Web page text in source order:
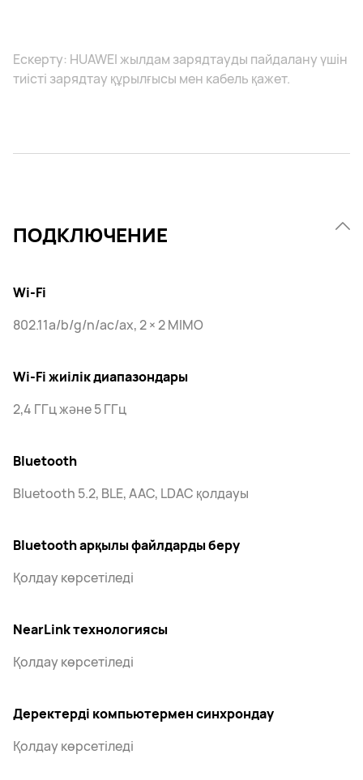
Ескерту: HUAWEI жылдам зарядтауды пайдалану үшін
тиісті зарядтау құрылғысы мен кабель қажет.
ПОДКЛЮЧЕНИЕ
Wi-Fi
802.11a/b/g/n/ac/ax, 2 × 2 MIMO
Wi-Fi жиілік диапазондары
2,4 ГГц және 5 ГГц
Bluetooth
Bluetooth 5.2, BLE, AAC, LDAC қолдауы
Bluetooth арқылы файлдарды беру
Қолдау көрсетіледі
NearLink технологиясы
Қолдау көрсетіледі
Деректерді компьютермен синхрондау
Қолдау көрсетіледі